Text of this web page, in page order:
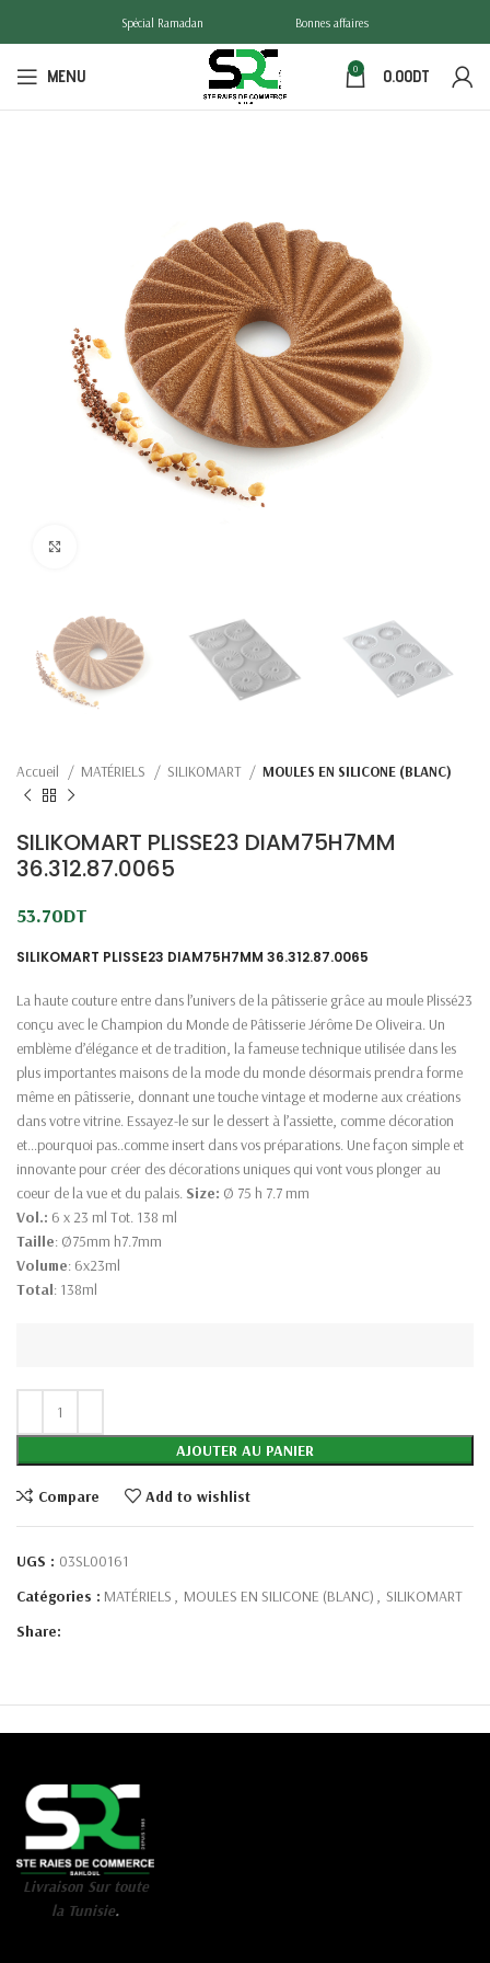
Spécial Ramadan Bonnes affaires
MENU 0 0.00DT
Accueil MATÉRIELS SILIKOMART MOULES EN SILICONE (BLANC)
SILIKOMART PLISSE23 DIAM75H7MM
36.312.87.0065
53.70DT
SILIKOMART PLISSE23 DIAM75H7MM 36.312.87.0065
La haute couture entre dans l’univers de la pâtisserie grâce au moule Plissé23
conçu avec le Champion du Monde de Pâtisserie Jérôme De Oliveira. Un
emblème d’élégance et de tradition, la fameuse technique utilisée dans les
plus importantes maisons de la mode du monde désormais prendra forme
même en pâtisserie, donnant une touche vintage et moderne aux créations
dans votre vitrine. Essayez-le sur le dessert à l’assiette, comme décoration
et…pourquoi pas..comme insert dans vos préparations. Une façon simple et
innovante pour créer des décorations uniques qui vont vous plonger au
coeur de la vue et du palais. Size: Ø 75 h 7.7 mm
Vol.: 6 x 23 ml Tot. 138 ml
Taille: Ø75mm h7.7mm
Volume: 6x23ml
Total: 138ml
AJOUTER AU PANIER
Compare Add to wishlist
UGS : 03SL00161
Catégories : MATÉRIELS , MOULES EN SILICONE (BLANC) , SILIKOMART
Share:
Livraison Sur toute
la Tunisie.